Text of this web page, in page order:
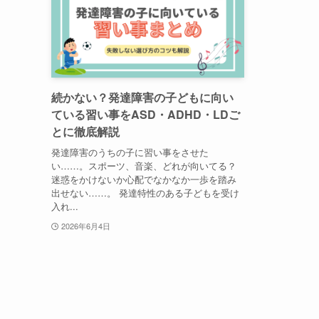
続かない？発達障害の子どもに向い
ている習い事をASD・ADHD・LDご
とに徹底解説
発達障害のうちの子に習い事をさせた
い……。スポーツ、音楽、どれが向いてる？
迷惑をかけないか心配でなかなか一歩を踏み
出せない……。 発達特性のある子どもを受け
入れ...
2026年6月4日